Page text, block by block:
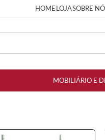
HOMELOJASOBRE
MOBILIÁRIO E